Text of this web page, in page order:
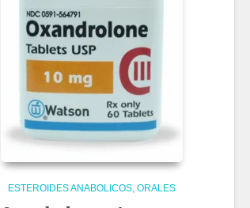
ESTEROIDES ANABOLICOS ORALES